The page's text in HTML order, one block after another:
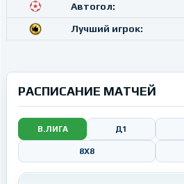
Автогол:
Лучший игрок:
РАСПИСАНИЕ МАТЧЕЙ
В.ЛИГА Д1
8X8